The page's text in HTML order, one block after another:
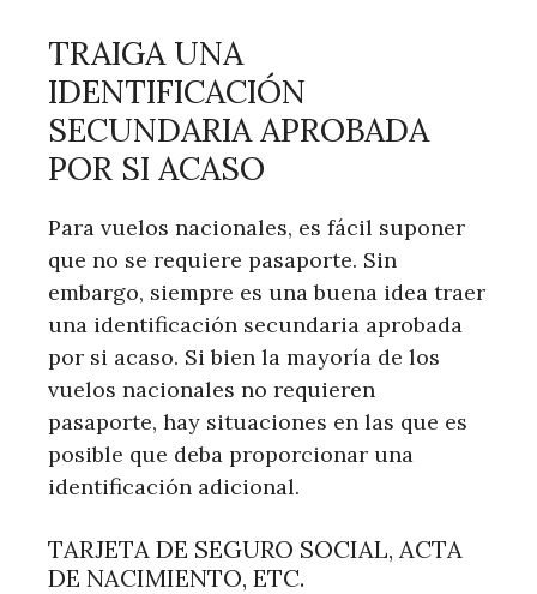
TRAIGA UNA
IDENTIFICACIÓN
SECUNDARIA APROBADA
POR SI ACASO
Para vuelos nacionales, es fácil suponer
que no se requiere pasaporte. Sin
embargo, siempre es una buena idea traer
una identificación secundaria aprobada
por si acaso. Si bien la mayoría de los
vuelos nacionales no requieren
pasaporte, hay situaciones en las que es
posible que deba proporcionar una
identificación adicional.
TARJETA DE SEGURO SOCIAL, ACTA
DE NACIMIENTO, ETC.